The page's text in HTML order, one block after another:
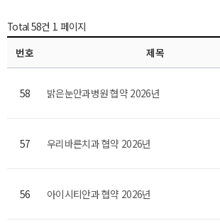
Total 58건 1 페이지
번호
제목
58 밝은눈안과병원 협약 2026년
57 우리바른치과 협약 2026년
56 아이시티안과 협약 2026년